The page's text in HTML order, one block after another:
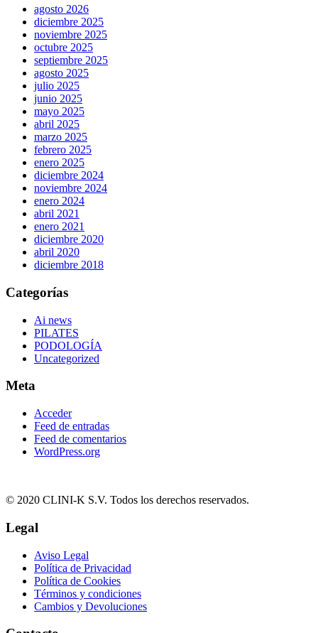
agosto 2026
diciembre 2025
noviembre 2025
octubre 2025
septiembre 2025
agosto 2025
julio 2025
junio 2025
mayo 2025
abril 2025
marzo 2025
febrero 2025
enero 2025
diciembre 2024
noviembre 2024
enero 2024
abril 2021
enero 2021
diciembre 2020
abril 2020
diciembre 2018
Categorías
Ai news
PILATES
PODOLOGÍA
Uncategorized
Meta
Acceder
Feed de entradas
Feed de comentarios
WordPress.org
© 2020 CLINI-K S.V. Todos los derechos reservados.
Legal
Aviso Legal
Política de Privacidad
Política de Cookies
Términos y condiciones
Cambios y Devoluciones